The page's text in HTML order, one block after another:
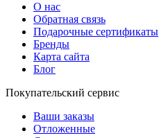
О нас
Обратная связь
Подарочные сертификаты
Бренды
Карта сайта
Блог
Покупательский сервис
Ваши заказы
Отложенные